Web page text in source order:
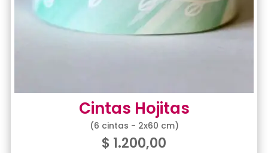
Cintas Hojitas
(6 cintas - 2x60 cm)
$ 1.200,00